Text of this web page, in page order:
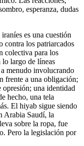
esperanza, dudas
es una cuestión
contra los patriarcados
colectiva para los
lo largo de líneas
menudo involucrando
frente a una obligación;
una identidad
hecho, una tela
El hiyab sigue siendo
Arabia Saudí, la
sobre la ropa, fue
Pero la legislación por